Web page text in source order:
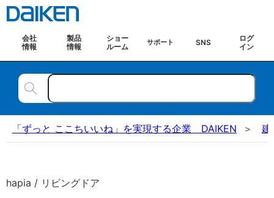
会社
情報
製品
情報
ショー
ルーム
サポート SNS
ログ
イン
「ずっと ここちいいね」を実現する企業 DAIKEN 建
hapia / リビングドア